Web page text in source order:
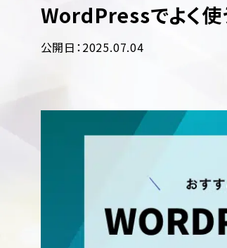
WordPressでよく使
公開日：2025.07.04